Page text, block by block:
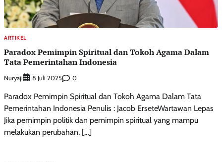
ARTIKEL
Paradox Pemimpin Spiritual dan Tokoh Agama Dalam
Tata Pemerintahan Indonesia
Nuryaji 8 Juli 2025 0
Paradox Pemimpin Spiritual dan Tokoh Agama Dalam Tata
Pemerintahan Indonesia Penulis : Jacob ErseteWartawan Lepas
Jika pemimpin politik dan pemimpin spiritual yang mampu
melakukan perubahan, […]